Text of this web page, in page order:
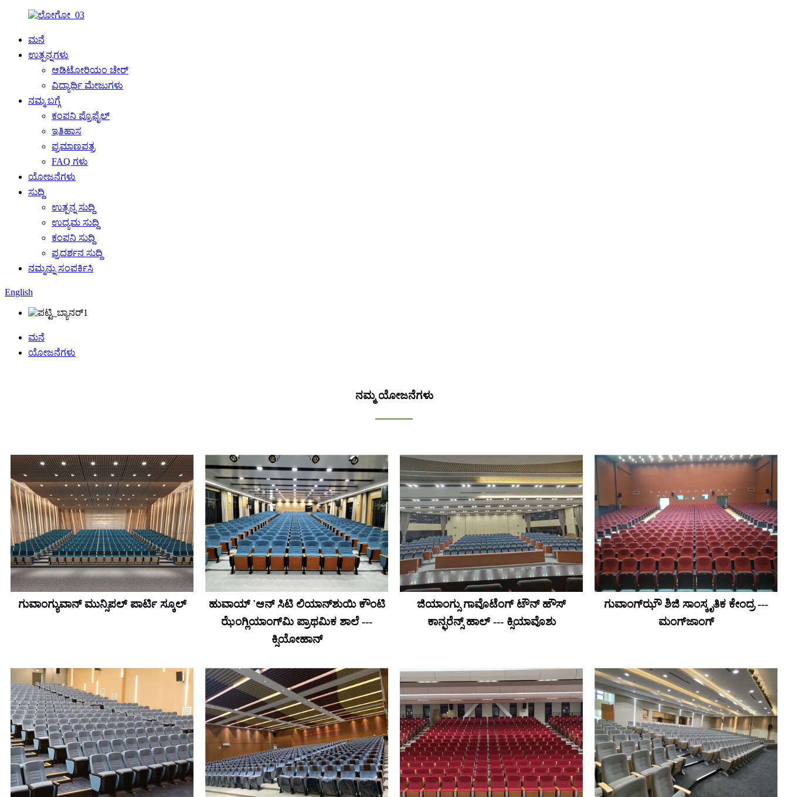
ಮನೆ
ಉತ್ಪನ್ನಗಳು
ಆಡಿಟೋರಿಯಂ ಚೇರ್
ವಿದ್ಯಾರ್ಥಿ ಮೇಜುಗಳು
ನಮ್ಮ ಬಗ್ಗೆ
ಕಂಪನಿ ಪ್ರೊಫೈಲ್
ಇತಿಹಾಸ
ಪ್ರಮಾಣಪತ್ರ
FAQ ಗಳು
ಯೋಜನೆಗಳು
ಸುದ್ದಿ
ಉತ್ಪನ್ನ ಸುದ್ದಿ
ಉದ್ಯಮ ಸುದ್ದಿ
ಕಂಪನಿ ಸುದ್ದಿ
ಪ್ರದರ್ಶನ ಸುದ್ದಿ
ನಮ್ಮನ್ನು ಸಂಪರ್ಕಿಸಿ
English
ಮನೆ
ಯೋಜನೆಗಳು
ನಮ್ಮ ಯೋಜನೆಗಳು
ಗುವಾಂಗ್ಯುವಾನ್ ಮುನ್ಸಿಪಲ್ ಪಾರ್ಟಿ ಸ್ಕೂಲ್
ಹುವಾಯ್ 'ಆನ್ ಸಿಟಿ ಲಿಯಾನ್‌ಶುಯಿ ಕೌಂಟಿ
ಝೆಂಗ್ಲಿಯಾಂಗ್‌ಮಿ ಪ್ರಾಥಮಿಕ ಶಾಲೆ ---
ಕ್ಸಿಯೋಹಾನ್
ಜಿಯಾಂಗ್ಸು ಗಾವೊಟೆಂಗ್ ಟೌನ್ ಹೌಸ್
ಕಾನ್ಫರೆನ್ಸ್ ಹಾಲ್ --- ಕ್ಸಿಯಾವೊಶು
ಗುವಾಂಗ್‌ಝೌ ಶಿಜಿ ಸಾಂಸ್ಕೃತಿಕ ಕೇಂದ್ರ ---
ಮಂಗ್‌ಜಾಂಗ್